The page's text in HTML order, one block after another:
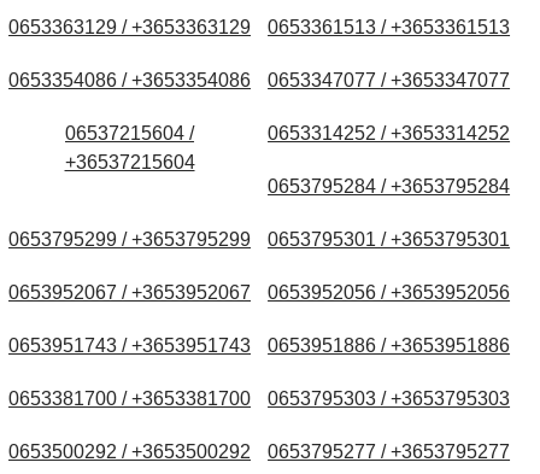
0653363129 / +3653363129 0653361513 / +3653361513
0653354086 / +3653354086 0653347077 / +3653347077
06537215604 /
+36537215604
0653314252 / +3653314252
0653795284 / +3653795284
0653795299 / +3653795299 0653795301 / +3653795301
0653952067 / +3653952067 0653952056 / +3653952056
0653951743 / +3653951743 0653951886 / +3653951886
0653381700 / +3653381700 0653795303 / +3653795303
0653500292 / +3653500292 0653795277 / +3653795277